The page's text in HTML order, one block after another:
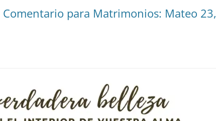
para Matrimonios: Mateo 23,